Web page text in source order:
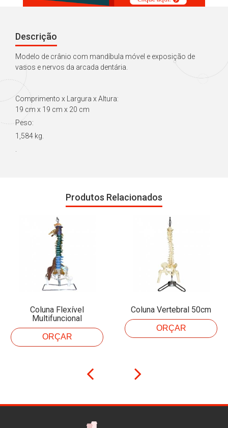
Descrição
Modelo de crânio com mandíbula móvel e exposição de
vasos e nervos da arcada dentária.
Comprimento x Largura x Altura:
19 cm x 19 cm x 20 cm
Peso:
1,584 kg.
.
Produtos Relacionados
Coluna Flexível
Multifuncional
ORÇAR
Coluna Vertebral 50cm
ORÇAR